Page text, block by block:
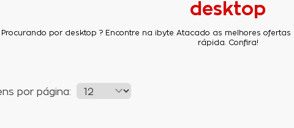
desktop
Procurando por desktop ? Encontre na ibyte Atacado as melhores
rápida. Confira!
por página: